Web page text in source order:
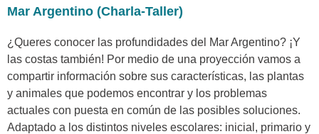
Mar Argentino (Charla-Taller)
¿Queres conocer las profundidades del Mar Argentino? ¡Y
las costas también! Por medio de una proyección vamos a
compartir información sobre sus características, las plantas
y animales que podemos encontrar y los problemas
actuales con puesta en común de las posibles soluciones.
Adaptado a los distintos niveles escolares: inicial, primario y